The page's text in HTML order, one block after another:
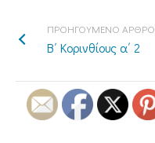
ΠΡΟΗΓΟΥΜΕΝΟ ΑΡΘΡΟ
Β΄ Κορινθίους α΄ 2